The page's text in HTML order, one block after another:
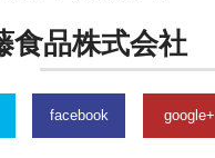
食品株式会社
facebook google+